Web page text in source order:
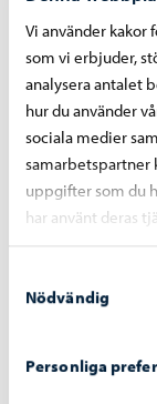
Vi använder kakor
som vi erbjuder,
analysera antalet
hur du använder
sociala medier
samarbetspartner
uppgifter som du
har använt deras
Nödvändig
Personliga
De unga-
Borgå har
som